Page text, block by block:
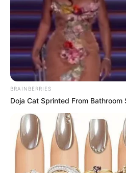
Quel opérateur pour
DE MUNICH ?
Vous pouvez parier le Quinté du
opérateurs ci-dessous,
de chacun d’entre eux.
Jeux à 0.10 €
BRAINBERRIES
Doja Cat Sprinted From Bathroom